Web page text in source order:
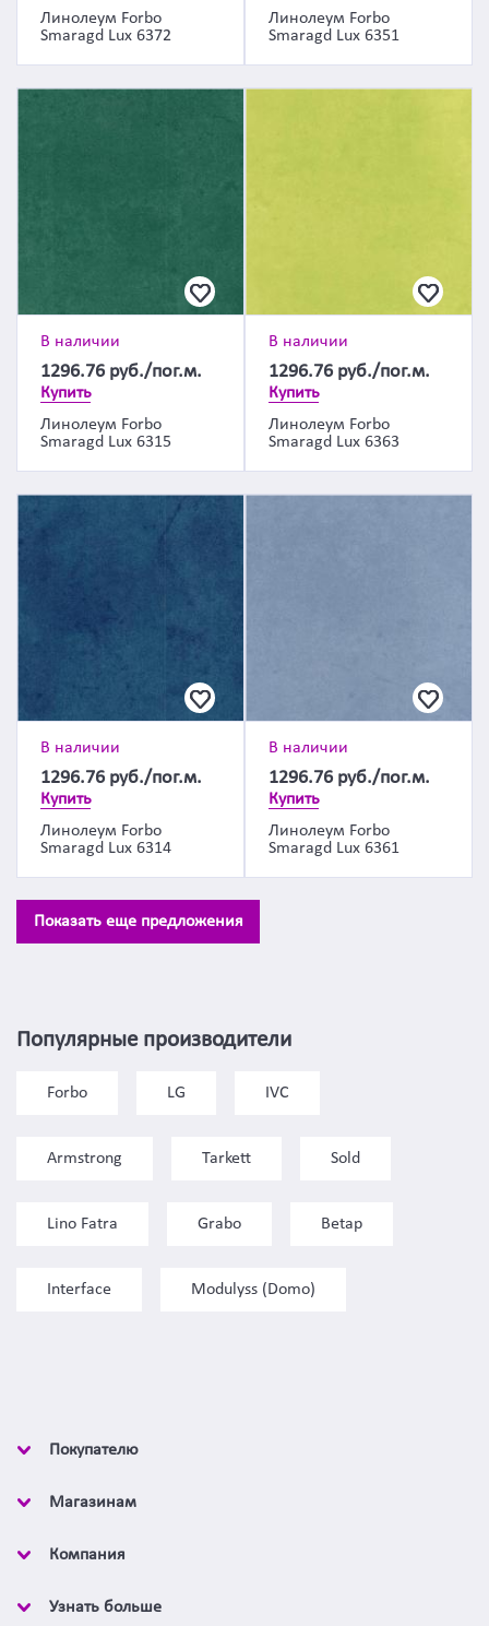
Линолеум Forbo
Smaragd Lux 6372
Линолеум Forbo
Smaragd Lux 6351
В наличии
1296.76 руб./пог.м.
Купить
Линолеум Forbo
Smaragd Lux 6315
В наличии
1296.76 руб./пог.м.
Купить
Линолеум Forbo
Smaragd Lux 6363
В наличии
1296.76 руб./пог.м.
Купить
Линолеум Forbo
Smaragd Lux 6314
В наличии
1296.76 руб./пог.м.
Купить
Линолеум Forbo
Smaragd Lux 6361
Показать еще предложения
Популярные производители
Forbo LG IVC
Armstrong Tarkett Sold
Lino Fatra Grabo Betap
Interface Modulyss (Domo)
Покупателю
Магазинам
Компания
Узнать больше